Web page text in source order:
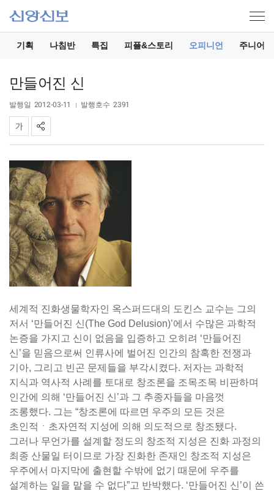
기획 나침반 특집 피플&스토리 오피니언 주니어
만들어진 신
발행일 2012-03-11 발행호수 2391
세계적 진화생물학자인 옥스퍼드대의 도킨스 교수는 그의
저서 ‘만들어진 신(The God Delusion)’에서 수많은 과학적
논증을 가지고 신이 없음을 입증하고 오히려 ‘만들어진
신’을 믿음으로써 인류사에 벌어진 인간의 참혹한 전쟁과
기아, 그리고 빈곤 문제들을 부각시켰다. 저자는 과학적
지식과 역사적 사례를 토대로 창조론을 조목조목 비판하며
인간에 의해 ‘만들어진 신’과 그 추종자들을 마음껏
조롱했다. 그는 “창조론에 따르면 우주의 모든 것은
초인적ㆍ초자연적 지성에 의해 의도적으로 창조됐다.
그러나 무언가를 설계할 정도의 창조적 지성은 진화 과정의
최종 산물일 터이므로 가장 진화한 존재인 창조적 지성은
우주에서 마지막에 출현할 수밖에 없기 때문에 우주를
설계하는 일을 맡을 수 없다”고 반박했다. ‘만들어진 신’이 쓴